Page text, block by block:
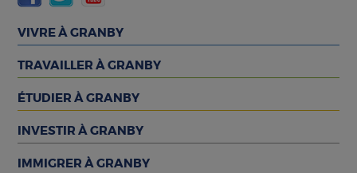
VIVRE À GRANBY
TRAVAILLER À GRANBY
ÉTUDIER À GRANBY
INVESTIR À GRANBY
IMMIGRER À GRANBY